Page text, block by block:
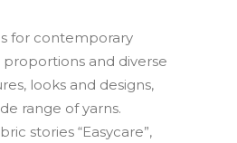
for contemporary
and diverse
looks and designs,
range of yarns.
stories “Easycare”,